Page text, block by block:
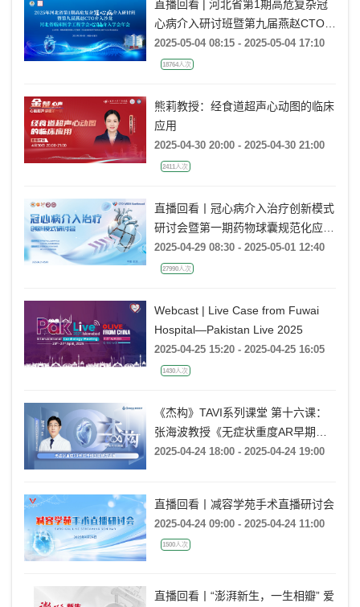
直播回看 | 河北省第1期高危复杂冠
心病介入研讨班暨第九届燕赵CTO介
入沙龙
2025-05-04 08:15 - 2025-05-04 17:10
18764人次
熊莉教授：经食道超声心动图的临床
应用
2025-04-30 20:00 - 2025-04-30 21:00
2411人次
直播回看丨冠心病介入治疗创新模式
研讨会暨第一期药物球囊规范化应用
培训班（郑州站）
2025-04-29 08:30 - 2025-05-01 12:40
27990人次
Webcast | Live Case from Fuwai
Hospital—Pakistan Live 2025
2025-04-25 15:20 - 2025-04-25 16:05
1430人次
《杰构》TAVI系列课堂 第十六课：
张海波教授《无症状重度AR早期干
预国际研究进展》
2025-04-24 18:00 - 2025-04-24 19:00
直播回看丨减容学苑手术直播研讨会
2025-04-24 09:00 - 2025-04-24 11:00
1500人次
直播回看丨“澎湃新生，一生相瓣” 爱